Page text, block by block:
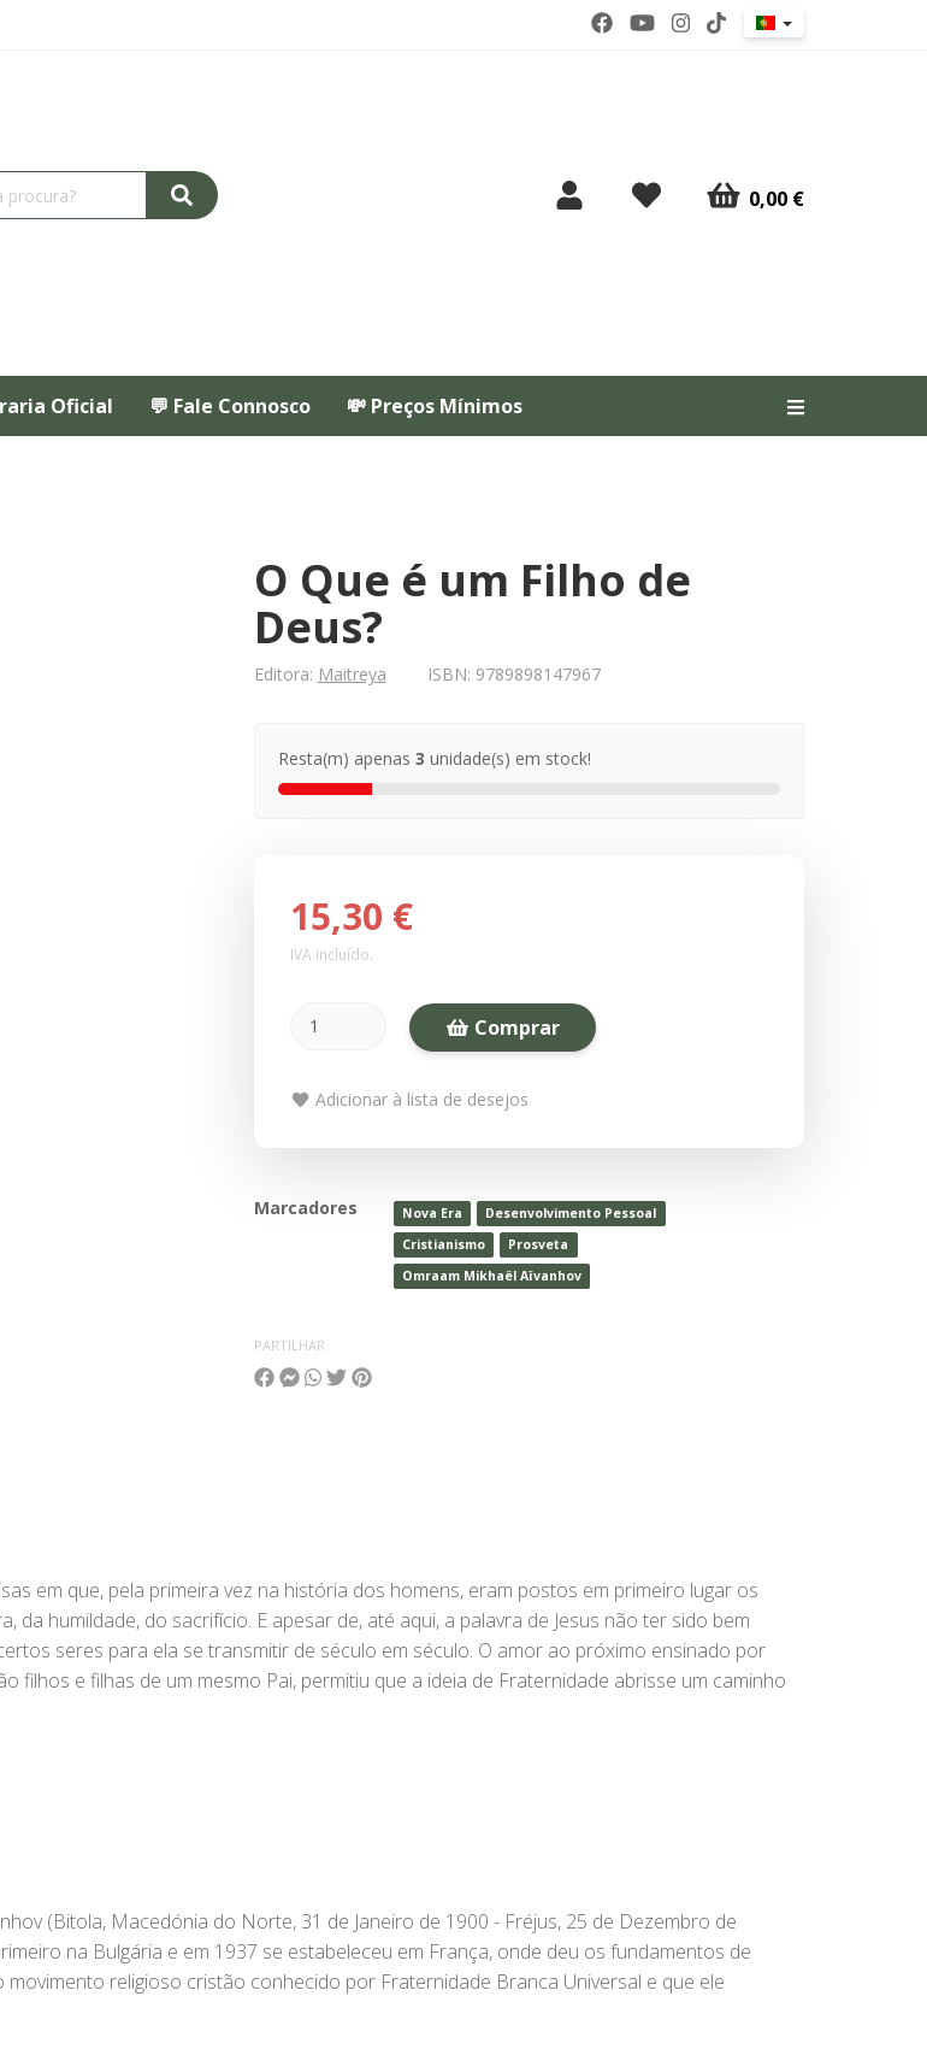
0,00 €
Oficial 💬 Fale Connosco 💸 Preços Mínimos
O Que é um Filho de
Deus?
Editora: Maitreya ISBN: 9789898147967
Resta(m) apenas 3 unidade(s) em stock!
15,30 €
IVA incluído.
Comprar
Adicionar à lista de desejos
Marcadores Nova Era
Desenvolvimento Pessoal
Cristianismo
Prosveta
Omraam Mikhaël Aïvanhov
PARTILHAR
em que, pela primeira vez na história dos homens, eram postos em primeiro lugar os
humildade, do sacrifício. E apesar de, até aqui, a palavra de Jesus não ter sido bem
seres para ela se transmitir de século em século. O amor ao próximo ensinado por
filhos e filhas de um mesmo Pai, permitiu que a ideia de Fraternidade abrisse um caminho
(Bitola, Macedónia do Norte, 31 de Janeiro de 1900 - Fréjus, 25 de Dezembro de
na Bulgária e em 1937 se estabeleceu em França, onde deu os fundamentos de
religioso cristão conhecido por Fraternidade Branca Universal e que ele